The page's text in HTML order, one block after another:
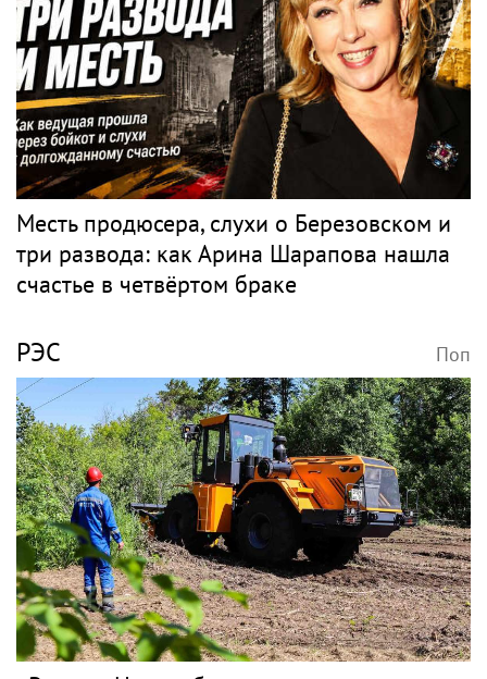
КОНЦЕРТ Поп
Концерт на 90-летие в кресле: Эдита
Пьеха планирует вернуться на сцену
PR
ШАРАПОВА Поп